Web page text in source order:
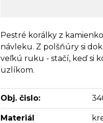
Pestré korálky z
návleku. Z polšňúry si
veľkú ruku - stačí, keď si
uzlíkom.
Obj. čislo:
Materiál